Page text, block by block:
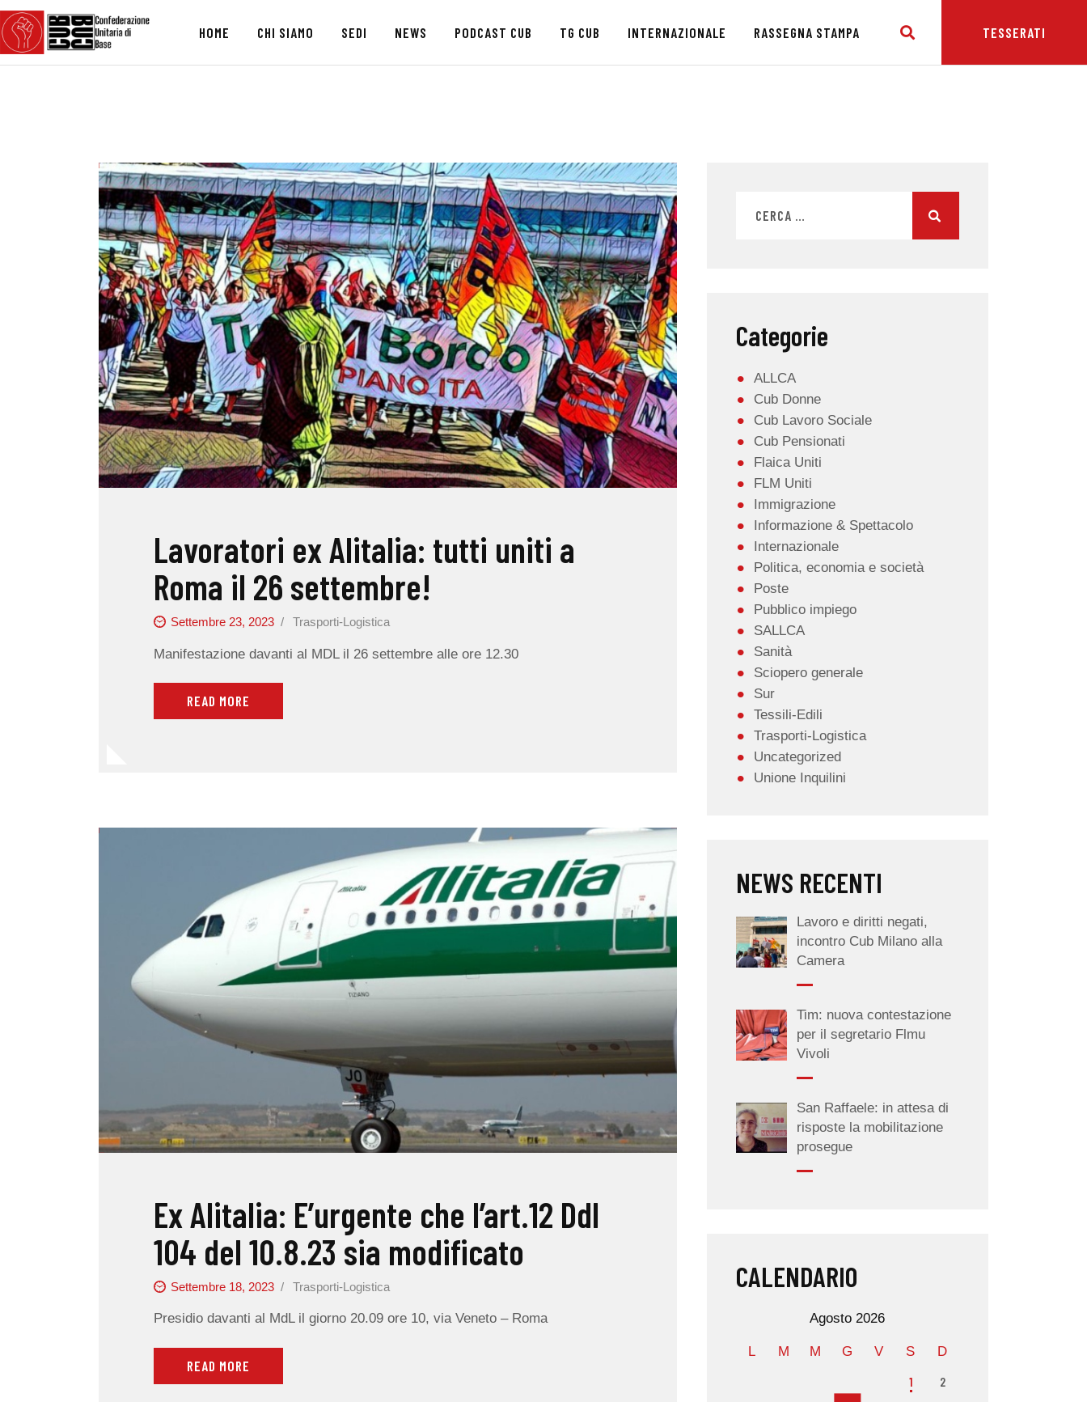
HOME CHI SIAMO SEDI NEWS PODCAST CUB TG CUB INTERNAZIONALE RASSEGNA STAMPA TESSERATI
HOME
CHI SIAMO
NEWS
PODCAST CUB
TG CUB
INTERNAZIONALE
RASSEGNA STAMPA
Lavoratori ex Alitalia: tutti uniti a
Roma il 26 settembre!
Settembre 23, 2023 Trasporti-Logistica
Manifestazione davanti al MDL il 26 settembre alle ore 12.30
READ MORE
Ex Alitalia: E’urgente che l’art.12 Ddl
104 del 10.8.23 sia modificato
Settembre 18, 2023 Trasporti-Logistica
Presidio davanti al MdL il giorno 20.09 ore 10, via Veneto – Roma
READ MORE
Categorie
ALLCA
Cub Donne
Cub Lavoro Sociale
Cub Pensionati
Flaica Uniti
FLM Uniti
Immigrazione
Informazione & Spettacolo
Internazionale
Politica, economia e società
Poste
Pubblico impiego
SALLCA
Sanità
Sciopero generale
Sur
Tessili-Edili
Trasporti-Logistica
Uncategorized
Unione Inquilini
NEWS RECENTI
Lavoro e diritti negati,
incontro Cub Milano alla
Camera
Tim: nuova contestazione
per il segretario Flmu
Vivoli
San Raffaele: in attesa di
risposte la mobilitazione
prosegue
CALENDARIO
Agosto 2026
L M M G V S D
1
2